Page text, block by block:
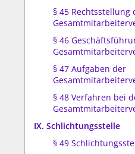
§ 45
§ 46
§ 47 Aufgaben der
§ 48 Verfahren bei
IX. Schlichtungsstelle
§ 49